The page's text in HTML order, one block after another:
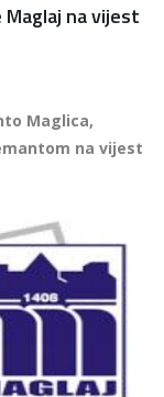
na vijest
Maglica,
na vijest